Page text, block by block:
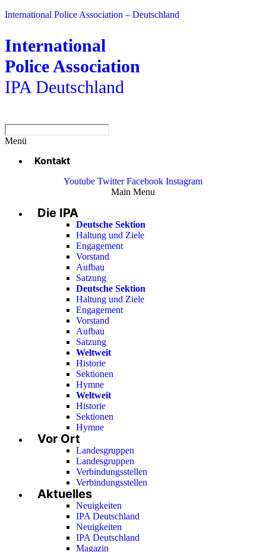
International Police Association – Deutschland
International
Police Association
IPA Deutschland
Menü
Kontakt
Youtube Twitter Facebook Instagram
Main Menu
Die IPA
Deutsche Sektion
Haltung und Ziele
Engagement
Vorstand
Aufbau
Satzung
Deutsche Sektion
Haltung und Ziele
Engagement
Vorstand
Aufbau
Satzung
Weltweit
Historie
Sektionen
Hymne
Weltweit
Historie
Sektionen
Hymne
Vor Ort
Landesgruppen
Landesgruppen
Verbindungsstellen
Verbindungsstellen
Aktuelles
Neuigkeiten
IPA Deutschland
Neuigkeiten
IPA Deutschland
Magazin